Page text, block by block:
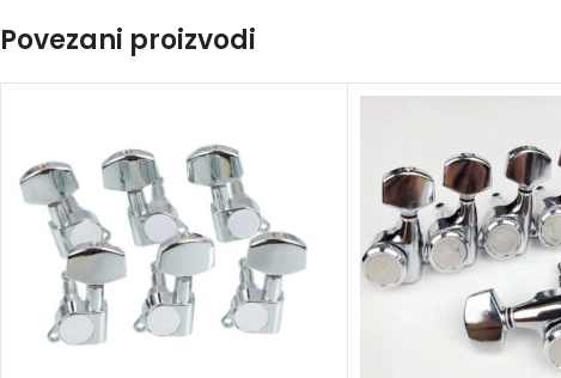
Povezani proizvodi